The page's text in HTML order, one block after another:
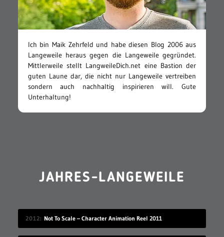
Ich bin Maik Zehrfeld und habe diesen Blog 2006 aus
Langeweile heraus gegen die Langeweile gegründet.
Mittlerweile stellt LangweileDich.net eine Bastion der
guten Laune dar, die nicht nur Langeweile vertreiben
sondern auch nachhaltig inspirieren will. Gute
Unterhaltung!
JAHRES-LANGEWEILE
2012 Not To Scale – Character Animation Reel 2011